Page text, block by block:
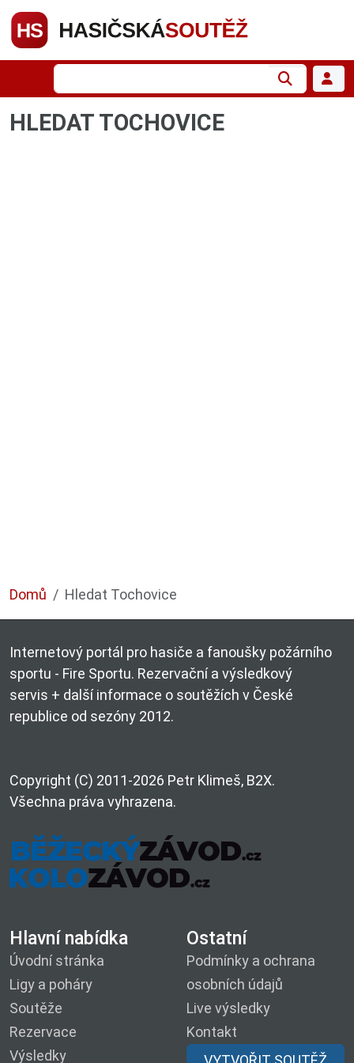
HLEDAT TOCHOVICE
Domů Hledat Tochovice
Internetový portál pro hasiče a fanoušky požárního
sportu - Fire Sportu. Rezervační a výsledkový
servis + další informace o soutěžích v České
republice od sezóny 2012.
Copyright (C) 2011-2026 Petr Klimeš, B2X.
Všechna práva vyhrazena.
Hlavní nabídka
Úvodní stránka
Ligy a poháry
Soutěže
Rezervace
Výsledky
Ostatní
Podmínky a ochrana
osobních údajů
Live výsledky
Kontakt